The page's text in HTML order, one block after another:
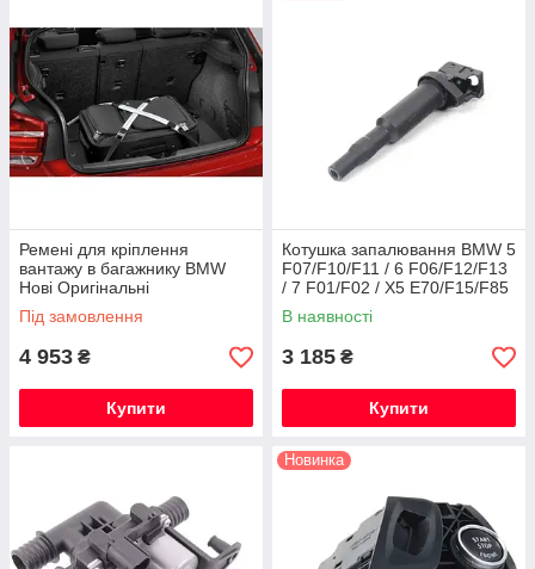
Ремені для кріплення
вантажу в багажнику BMW
Нові Оригінальні
Під замовлення
4 953 ₴
Купити
Котушка запалювання BMW 5
F07/F10/F11 / 6 F06/F12/F13
/ 7 F01/F02 / X5 E70/F15/F85
/ X6 E71/F16/F86
В наявності
3 185 ₴
Купити
Новинка